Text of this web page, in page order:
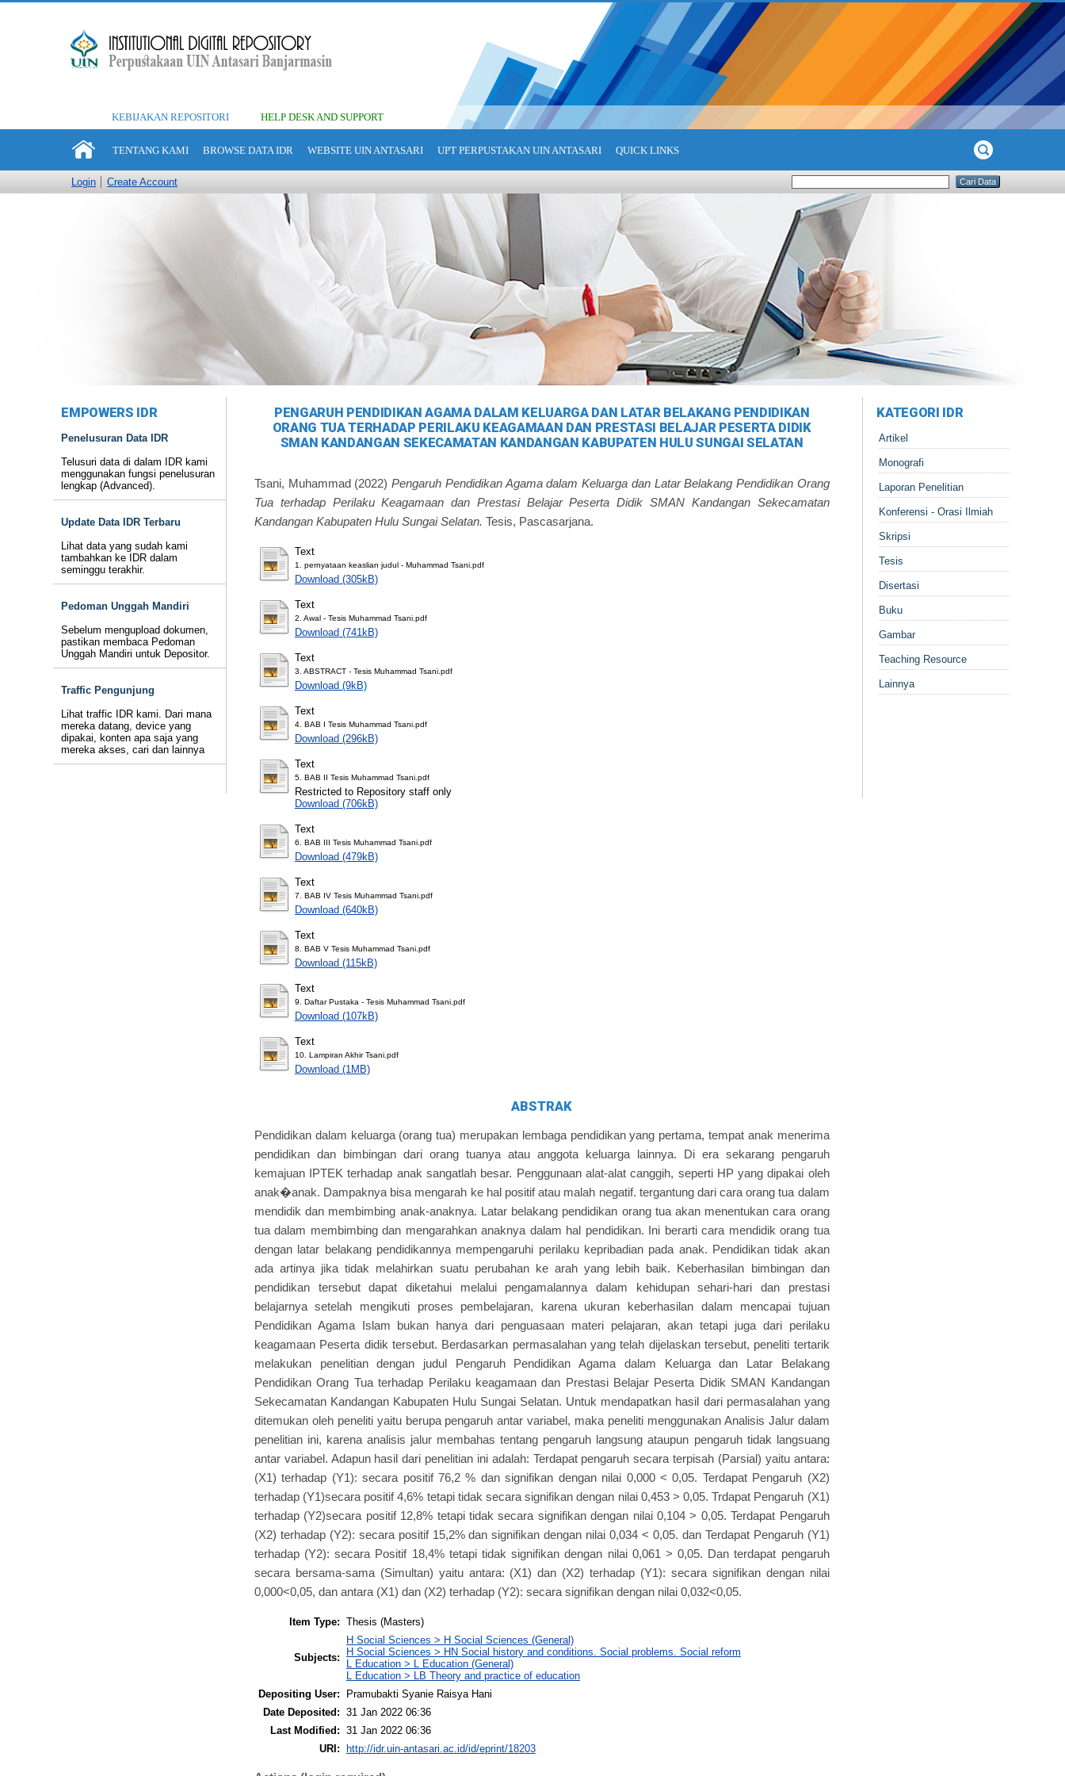
KEBIJAKAN REPOSITORI HELP DESK AND SUPPORT
TENTANG KAMI BROWSE DATA IDR WEBSITE UIN ANTASARI UPT PERPUSTAKAN UIN ANTASARI QUICK LINKS
Login Create Account
EMPOWERS IDR
Penelusuran Data IDR
Telusuri data di dalam IDR kami
menggunakan fungsi penelusuran
lengkap (Advanced).
Update Data IDR Terbaru
Lihat data yang sudah kami
tambahkan ke IDR dalam
seminggu terakhir.
Pedoman Unggah Mandiri
Sebelum mengupload dokumen,
pastikan membaca Pedoman
Unggah Mandiri untuk Depositor.
Traffic Pengunjung
Lihat traffic IDR kami. Dari mana
mereka datang, device yang
dipakai, konten apa saja yang
mereka akses, cari dan lainnya
PENGARUH PENDIDIKAN AGAMA DALAM KELUARGA DAN LATAR BELAKANG PENDIDIKAN
ORANG TUA TERHADAP PERILAKU KEAGAMAAN DAN PRESTASI BELAJAR PESERTA DIDIK
SMAN KANDANGAN SEKECAMATAN KANDANGAN KABUPATEN HULU SUNGAI SELATAN
Tsani, Muhammad(2022)Pengaruh Pendidikan Agama dalam Keluarga dan Latar Belakang Pendidikan Orang
Tua terhadap Perilaku Keagamaan dan Prestasi Belajar Peserta Didik SMAN Kandangan Sekecamatan
Kandangan Kabupaten Hulu Sungai Selatan. Tesis, Pascasarjana.
Text
1. pernyataan keaslian judul - Muhammad Tsani.pdf
Download (305kB)
Text
2. Awal - Tesis Muhammad Tsani.pdf
Download (741kB)
Text
3. ABSTRACT - Tesis Muhammad Tsani.pdf
Download (9kB)
Text
4. BAB I Tesis Muhammad Tsani.pdf
Download (296kB)
Text
5. BAB II Tesis Muhammad Tsani.pdf
Restricted to Repository staff only
Download (706kB)
Text
6. BAB III Tesis Muhammad Tsani.pdf
Download (479kB)
Text
7. BAB IV Tesis Muhammad Tsani.pdf
Download (640kB)
Text
8. BAB V Tesis Muhammad Tsani.pdf
Download (115kB)
Text
9. Daftar Pustaka - Tesis Muhammad Tsani.pdf
Download (107kB)
Text
10. Lampiran Akhir Tsani.pdf
Download (1MB)
ABSTRAK
Pendidikan dalam keluarga (orang tua) merupakan lembaga pendidikan yang pertama, tempat anak menerima
pendidikan dan bimbingan dari orang tuanya atau anggota keluarga lainnya. Di era sekarang pengaruh
kemajuan IPTEK terhadap anak sangatlah besar. Penggunaan alat-alat canggih, seperti HP yang dipakai oleh
anak�anak. Dampaknya bisa mengarah ke hal positif atau malah negatif. tergantung dari cara orang tua dalam
mendidik dan membimbing anak-anaknya. Latar belakang pendidikan orang tua akan menentukan cara orang
tua dalam membimbing dan mengarahkan anaknya dalam hal pendidikan. Ini berarti cara mendidik orang tua
dengan latar belakang pendidikannya mempengaruhi perilaku kepribadian pada anak. Pendidikan tidak akan
ada artinya jika tidak melahirkan suatu perubahan ke arah yang lebih baik. Keberhasilan bimbingan dan
pendidikan tersebut dapat diketahui melalui pengamalannya dalam kehidupan sehari-hari dan prestasi
belajarnya setelah mengikuti proses pembelajaran, karena ukuran keberhasilan dalam mencapai tujuan
Pendidikan Agama Islam bukan hanya dari penguasaan materi pelajaran, akan tetapi juga dari perilaku
keagamaan Peserta didik tersebut. Berdasarkan permasalahan yang telah dijelaskan tersebut, peneliti tertarik
melakukan penelitian dengan judul Pengaruh Pendidikan Agama dalam Keluarga dan Latar Belakang
Pendidikan Orang Tua terhadap Perilaku keagamaan dan Prestasi Belajar Peserta Didik SMAN Kandangan
Sekecamatan Kandangan Kabupaten Hulu Sungai Selatan. Untuk mendapatkan hasil dari permasalahan yang
ditemukan oleh peneliti yaitu berupa pengaruh antar variabel, maka peneliti menggunakan Analisis Jalur dalam
penelitian ini, karena analisis jalur membahas tentang pengaruh langsung ataupun pengaruh tidak langsuang
antar variabel. Adapun hasil dari penelitian ini adalah: Terdapat pengaruh secara terpisah (Parsial) yaitu antara:
(X1) terhadap (Y1): secara positif 76,2 % dan signifikan dengan nilai 0,000 < 0,05. Terdapat Pengaruh (X2)
terhadap (Y1)secara positif 4,6% tetapi tidak secara signifikan dengan nilai 0,453 > 0,05. Trdapat Pengaruh (X1)
terhadap (Y2)secara positif 12,8% tetapi tidak secara signifikan dengan nilai 0,104 > 0,05. Terdapat Pengaruh
(X2) terhadap (Y2): secara positif 15,2% dan signifikan dengan nilai 0,034 < 0,05. dan Terdapat Pengaruh (Y1)
terhadap (Y2): secara Positif 18,4% tetapi tidak signifikan dengan nilai 0,061 > 0,05. Dan terdapat pengaruh
secara bersama-sama (Simultan) yaitu antara: (X1) dan (X2) terhadap (Y1): secara signifikan dengan nilai
0,000<0,05, dan antara (X1) dan (X2) terhadap (Y2): secara signifikan dengan nilai 0,032<0,05.
Item Type: Thesis (Masters)
Subjects:
H Social Sciences > H Social Sciences (General)
H Social Sciences > HN Social history and conditions. Social problems. Social reform
L Education > L Education (General)
L Education > LB Theory and practice of education
Depositing User:
Pramubakti Syanie Raisya Hani
Date Deposited: 31 Jan 2022 06:36
Last Modified: 31 Jan 2022 06:36
URI: http://idr.uin-antasari.ac.id/id/eprint/18203
KATEGORI IDR
Artikel
Monografi
Laporan Penelitian
Konferensi - Orasi Ilmiah
Skripsi
Tesis
Disertasi
Buku
Gambar
Teaching Resource
Lainnya